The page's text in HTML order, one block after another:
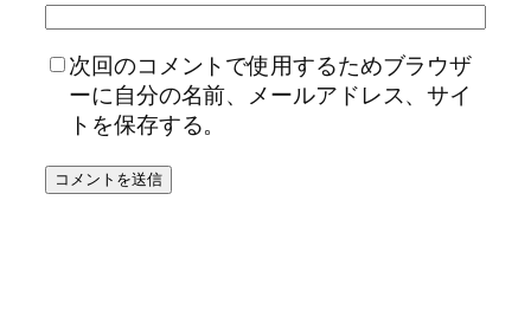
次回のコメントで使用するためブラウザ
ーに自分の名前、メールアドレス、サイ
トを保存する。